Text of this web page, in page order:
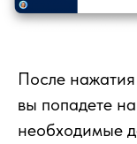
После
вы попадете
необходимые